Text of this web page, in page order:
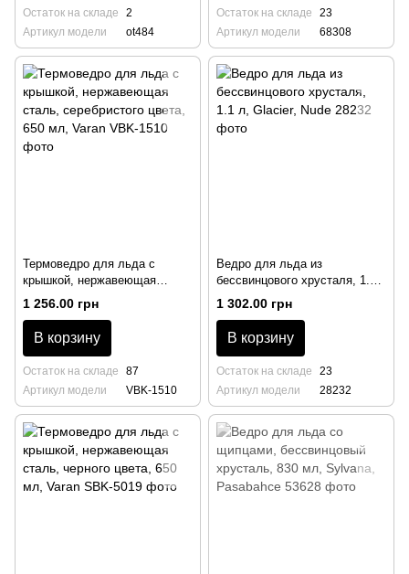
Остаток на складе
2
Артикул модели
ot484
Остаток на складе
23
Артикул модели
68308
Термоведро для льда с
крышкой, нержавеющая
сталь, серебристого цвета,
650 мл, Varan
1 256.00 грн
В корзину
Остаток на складе
87
Артикул модели
VBK-1510
Ведро для льда из
бессвинцового хрусталя, 1.1
л, Glacier, Nude
1 302.00 грн
В корзину
Остаток на складе
23
Артикул модели
28232